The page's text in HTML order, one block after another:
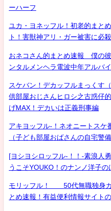
ーハーフ
ユカ・ヨネッフル！初老的まと
ト！害獣神アリ・ガー被害に必
おネコさん的まとめ速報 僕の
ンタルメンヘラ電波中年アルバ
スケバン！デカッフルまっくす
供部屋おじさんヒロシ之古惑仔
げMAX！デカいは正義刑事編
アキヨッフル-！ネオニートスケ
（子ども部屋おばさんの自宅警
[ヨシヨシロッフル-！！-素浪人
うこそYOUKO！のナンノ洋子
モリッフル！ 50代無職独身ガ
とめ速報！有益便利情報サイト